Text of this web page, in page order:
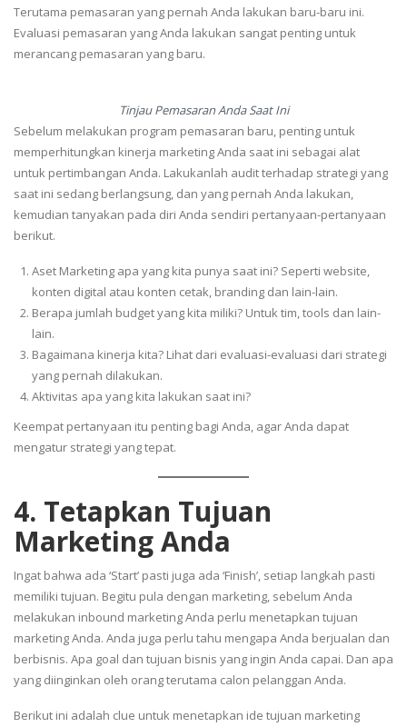
Terutama pemasaran yang pernah Anda lakukan baru-baru ini.
Evaluasi pemasaran yang Anda lakukan sangat penting untuk
merancang pemasaran yang baru.
Tinjau Pemasaran Anda Saat Ini
Sebelum melakukan program pemasaran baru, penting untuk
memperhitungkan kinerja marketing Anda saat ini sebagai alat
untuk pertimbangan Anda. Lakukanlah audit terhadap strategi yang
saat ini sedang berlangsung, dan yang pernah Anda lakukan,
kemudian tanyakan pada diri Anda sendiri pertanyaan-pertanyaan
berikut.
Aset Marketing apa yang kita punya saat ini? Seperti website,
konten digital atau konten cetak, branding dan lain-lain.
Berapa jumlah budget yang kita miliki? Untuk tim, tools dan lain-
lain.
Bagaimana kinerja kita? Lihat dari evaluasi-evaluasi dari strategi
yang pernah dilakukan.
Aktivitas apa yang kita lakukan saat ini?
Keempat pertanyaan itu penting bagi Anda, agar Anda dapat
mengatur strategi yang tepat.
4. Tetapkan Tujuan
Marketing Anda
Ingat bahwa ada ‘Start’ pasti juga ada ‘Finish’, setiap langkah pasti
memiliki tujuan. Begitu pula dengan marketing, sebelum Anda
melakukan inbound marketing Anda perlu menetapkan tujuan
marketing Anda. Anda juga perlu tahu mengapa Anda berjualan dan
berbisnis. Apa goal dan tujuan bisnis yang ingin Anda capai. Dan apa
yang diinginkan oleh orang terutama calon pelanggan Anda.
Berikut ini adalah clue untuk menetapkan ide tujuan marketing